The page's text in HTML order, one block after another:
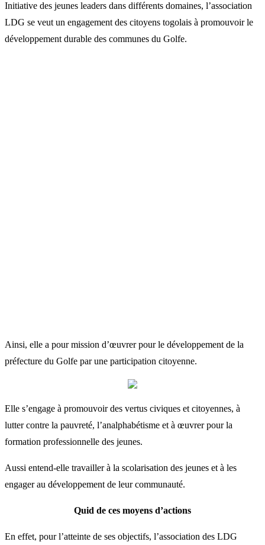
Initiative des jeunes leaders dans différents domaines, l’association
LDG se veut un engagement des citoyens togolais à promouvoir le
développement durable des communes du Golfe.
Ainsi, elle a pour mission d’œuvrer pour le développement de la
préfecture du Golfe par une participation citoyenne.
Elle s’engage à promouvoir des vertus civiques et citoyennes, à
lutter contre la pauvreté, l’analphabétisme et à œuvrer pour la
formation professionnelle des jeunes.
Aussi entend-elle travailler à la scolarisation des jeunes et à les
engager au développement de leur communauté.
Quid de ces moyens d’actions
En effet, pour l’atteinte de ses objectifs, l’association des LDG